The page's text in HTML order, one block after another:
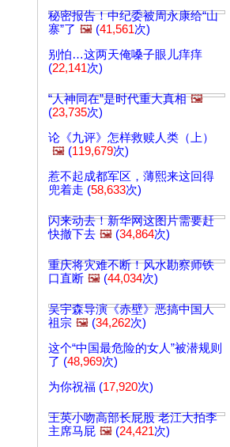
秘密报告！中纪委被周永康给“山
寨”了 🖼️ (41,561次)
别怕…这两天俺嗓子眼儿痒痒
(22,141次)
“人神同在”是时代重大真相 🖼️
(23,735次)
论《九评》怎样救赎人类（上）
🖼️ (119,679次)
惹不起成都军区，薄熙来这回得
兜着走 (58,633次)
闪来动去！新华网这图片需要赶
快撤下去 🖼️ (34,864次)
重庆将灾难不断！风水勘察师铁
口直断 🖼️ (44,034次)
吴宇森导演《赤壁》恶搞中国人
祖宗 🖼️ (34,262次)
这个“中国最危险的女人”被潜规则
了 (48,969次)
为你祝福 (17,920次)
王英小吻高部长屁股 老江大拍李
主席马屁 🖼️ (24,421次)